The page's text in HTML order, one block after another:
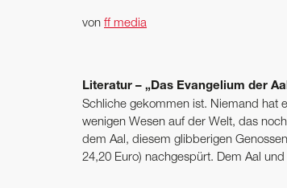
von ff media
Literatur – „Das Evangelium der
Schliche gekommen ist. Niemand hat
wenigen Wesen auf der Welt, das
dem Aal, diesem glibberigen
24,20 Euro) nachgespürt. Dem Aal